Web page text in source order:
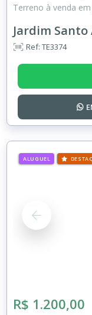
Terreno à venda em
Jardim
Ref: TE3374
ALUGUEL
R$ 1.200,00